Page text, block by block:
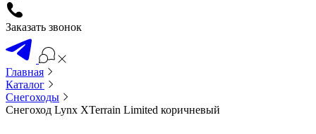
Заказать звонок
Главная
Каталог
Снегоходы
Снегоход Lynx XTerrain Limited коричневый